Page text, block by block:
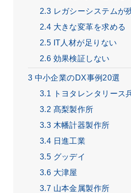
2.3 レガシーシステムが
2.4 大きな変革を求める
2.5 IT人材が足りない
2.6 効果検証しない
3 中小企業のDX事例20選
3.1
トヨタレンタリース
3.2 髙梨製作所
3.3 木幡計器製作所
3.4 日進工業
3.5 グッデイ
3.6 大津屋
3.7 山本金属製作所